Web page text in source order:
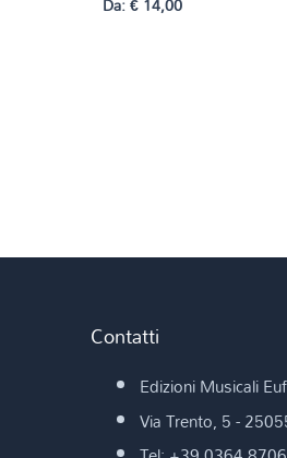
Contatti
Edizioni Musicali
Via Trento, 5 -